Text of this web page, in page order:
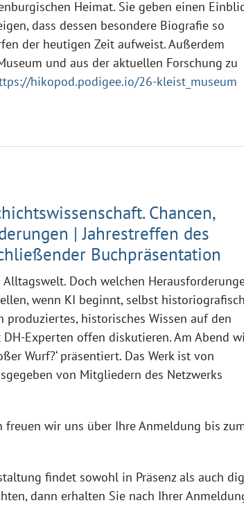
Heimat. Sie geben einen
dass dessen besondere Biografie so
der heutigen Zeit aufweist. Außerdem
und aus der aktuellen Forschung zu
hikopod.podigee.io/26-kleist_museum
Chancen,
| Jahrestreffen des
Buchpräsentation
Doch welchen
wenn KI beginnt, selbst historiografisch
historisches Wissen auf den
Experten offen diskutieren. Am Abend
Wurf?‘ präsentiert. Das Werk ist von
von Mitgliedern des Netzwerks
freuen wir uns über Ihre Anmeldung bis
findet sowohl in Präsenz als auch
dann erhalten Sie nach Ihrer